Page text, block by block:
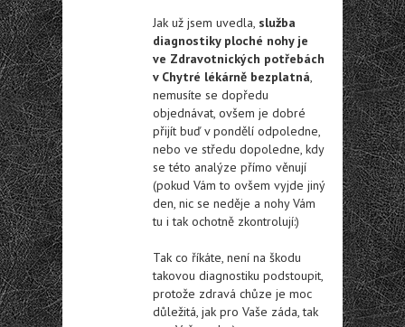
Jak už jsem uvedla, služba
diagnostiky ploché nohy je
ve Zdravotnických potřebách
v Chytré lékárně bezplatná
nemusíte se dopředu
objednávat, ovšem je dobré
přijít buď v pondělí odpoledne,
nebo ve středu dopoledne, kdy
se této analýze přímo věnují
(pokud Vám to ovšem vyjde jiný
den, nic se neděje a nohy Vám
tu i tak ochotně zkontrolují:)
Tak co říkáte, není na škodu
takovou diagnostiku podstoupit,
protože zdravá chůze je moc
důležitá, jak pro Vaše záda, tak